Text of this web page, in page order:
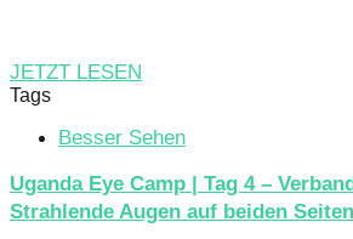
JETZT LESEN
Tags
Besser Sehen
Uganda Eye Camp | Tag 4 –
Strahlende Augen auf beiden Seiten